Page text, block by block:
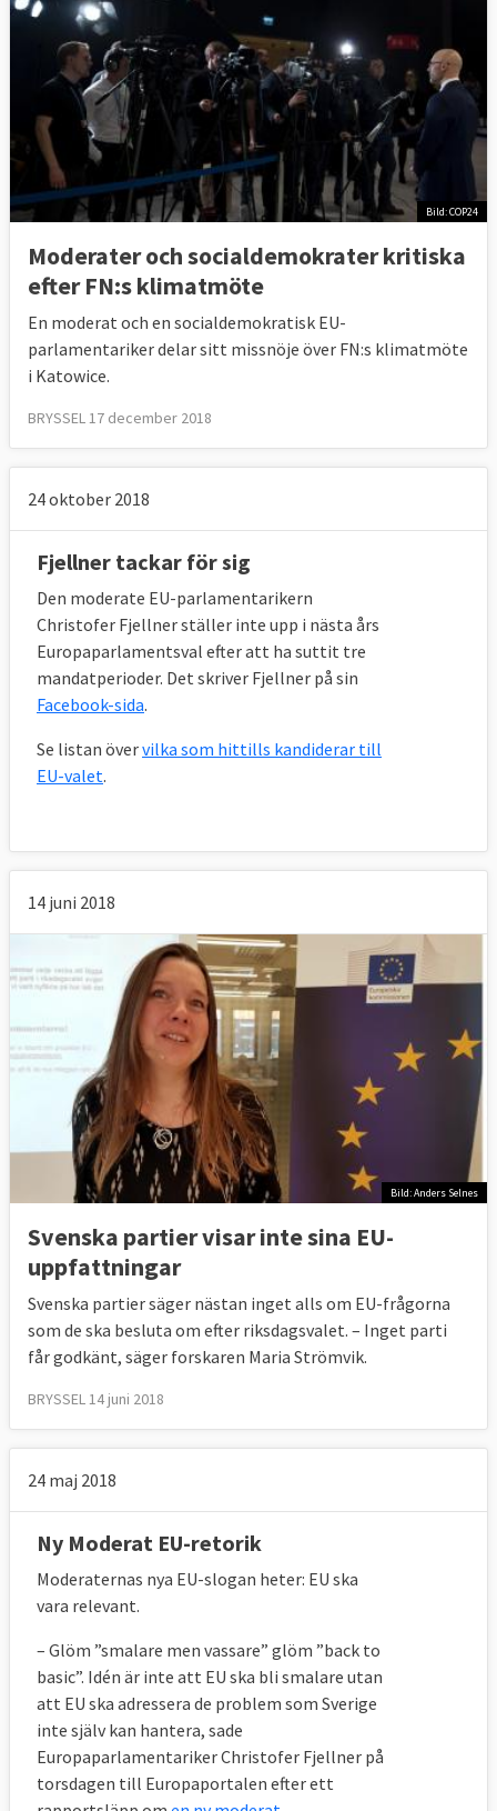
Bild: COP24
Moderater och socialdemokrater kritiska
efter FN:s klimatmöte
En moderat och en socialdemokratisk EU-
parlamentariker delar sitt missnöje över FN:s klimatmöte
i Katowice.
BRYSSEL 17 december 2018
24 oktober 2018
Fjellner tackar för sig
Den moderate EU-parlamentarikern
Christofer Fjellner ställer inte upp i nästa års
Europaparlamentsval efter att ha suttit tre
mandatperioder. Det skriver Fjellner på sin
Facebook-sida.
Se listan övervilka som hittills kandiderar till
EU-valet.
14 juni 2018
Bild: Anders Selnes
Svenska partier visar inte sina EU-
uppfattningar
Svenska partier säger nästan inget alls om EU-frågorna
som de ska besluta om efter riksdagsvalet. – Inget parti
får godkänt, säger forskaren Maria Strömvik.
BRYSSEL 14 juni 2018
24 maj 2018
Ny Moderat EU-retorik
Moderaternas nya EU-slogan heter: EU ska
vara relevant.
– Glöm ”smalare men vassare” glöm ”back to
basic”. Idén är inte att EU ska bli smalare utan
att EU ska adressera de problem som Sverige
inte själv kan hantera, sade
Europaparlamentariker Christofer Fjellner på
torsdagen till Europaportalen efter ett